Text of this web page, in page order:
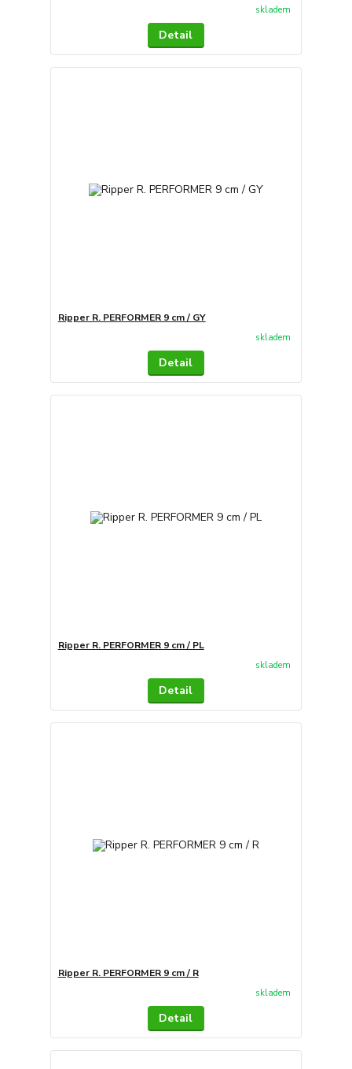
skladem
Detail
Ripper R. PERFORMER 9 cm / GY
skladem
Detail
Ripper R. PERFORMER 9 cm / PL
skladem
Detail
Ripper R. PERFORMER 9 cm / R
skladem
Detail